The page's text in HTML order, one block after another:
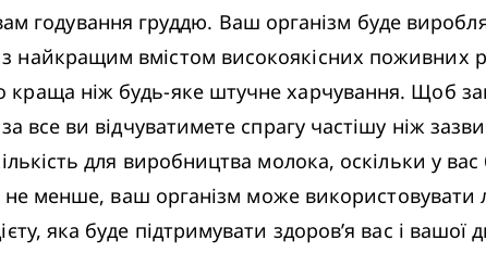
груддю. Ваш організм буде
найкращим вмістом високоякісних поживних
ніж будь-яке штучне харчування. Щоб
все ви відчуватимете спрагу частішу ніж
для виробництва молока, оскільки у вас
не менше, ваш організм може
яка буде підтримувати здоров’я вас і вашої